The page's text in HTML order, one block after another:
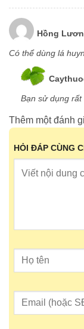
Hồng
Có thể dùng lá
Bạn sử dụng rất
Thêm một đánh
HỎI ĐÁP CÙNG